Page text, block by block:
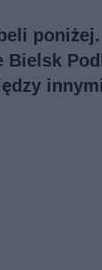
Bielsk